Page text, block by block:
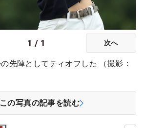
1 / 1 次へ
先陣としてティオフした （撮影：
この写真の記事を読む